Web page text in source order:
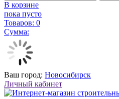
В корзине
пока пусто
Товаров: 0
Сумма:
Ваш город: Новосибирск
Личный кабинет